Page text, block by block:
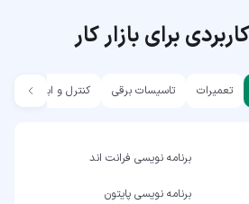
برای بازار کار
تعمیرات تاسیسات برقی کنترل و ابزار دقیق
برنامه نویسی فرانت اند
برنامه نویسی پایتون